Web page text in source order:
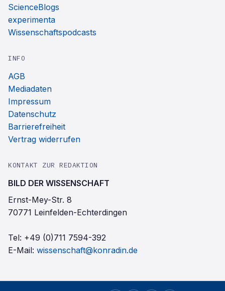
ScienceBlogs
experimenta
Wissenschaftspodcasts
INFO
AGB
Mediadaten
Impressum
Datenschutz
Barrierefreiheit
Vertrag widerrufen
KONTAKT ZUR REDAKTION
BILD DER WISSENSCHAFT
Ernst-Mey-Str. 8
70771 Leinfelden-Echterdingen
Tel: +49 (0)711 7594-392
E-Mail: wissenschaft@konradin.de